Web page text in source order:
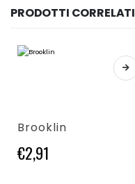
PRODOTTI CORRELATI
Questo prodotto ha più varianti. Le opzioni possono essere scelte nella pagina del prodotto
Brooklin
€2,91